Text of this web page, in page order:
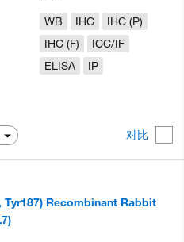
对比
WB
IHC
IHC (P)
IHC (F)
ICC/IF
ELISA
IP
Tyr187) Recombinant Rabbit